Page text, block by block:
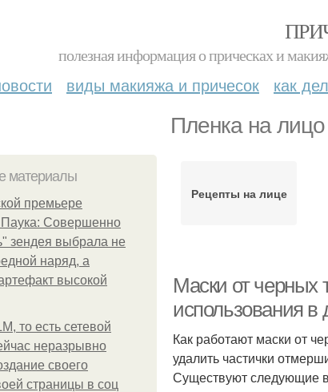
полезная информация о прическах и
виды макияжа и причесок как
Пленка на лицо
материалы
премьере
Совершенно
зендея выбрала не
наряд, а
высокой
то есть сетевой
неразрывно
своего
страницы в соц
Рецепты на лице
Маски от черных
использования
Как работают маски от
удалить частички
Существуют следующие